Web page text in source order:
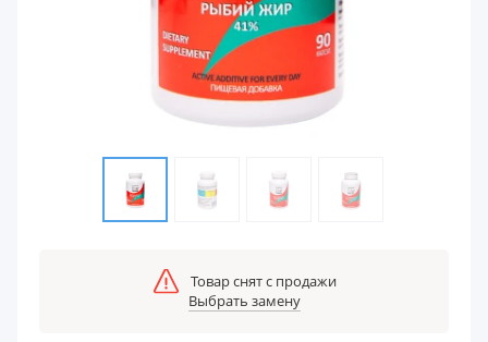
Товар снят с продажи
Выбрать замену